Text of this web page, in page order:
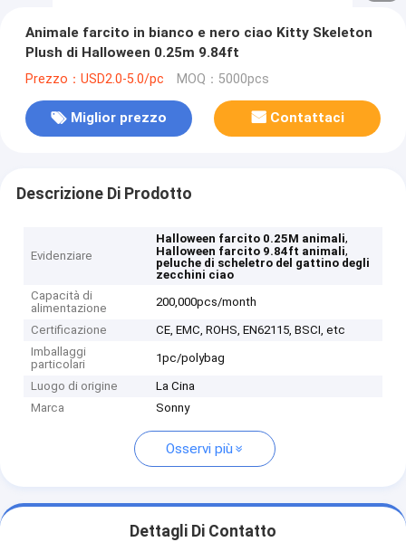
Animale farcito in bianco e nero ciao Kitty Skeleton
Plush di Halloween 0.25m 9.84ft
Prezzo：USD2.0-5.0/pc MOQ：5000pcs
Miglior prezzo Contattaci
Descrizione Di Prodotto
Evidenziare
Halloween farcito 0.25M animali,
Halloween farcito 9.84ft animali,
peluche di scheletro del gattino degli
zecchini ciao
Capacità di
alimentazione
200,000pcs/month
Certificazione
CE, EMC, ROHS, EN62115, BSCI, etc
Imballaggi
particolari
1pc/polybag
Luogo di origine
La Cina
Marca
Sonny
Osservi più
Dettagli Di Contatto